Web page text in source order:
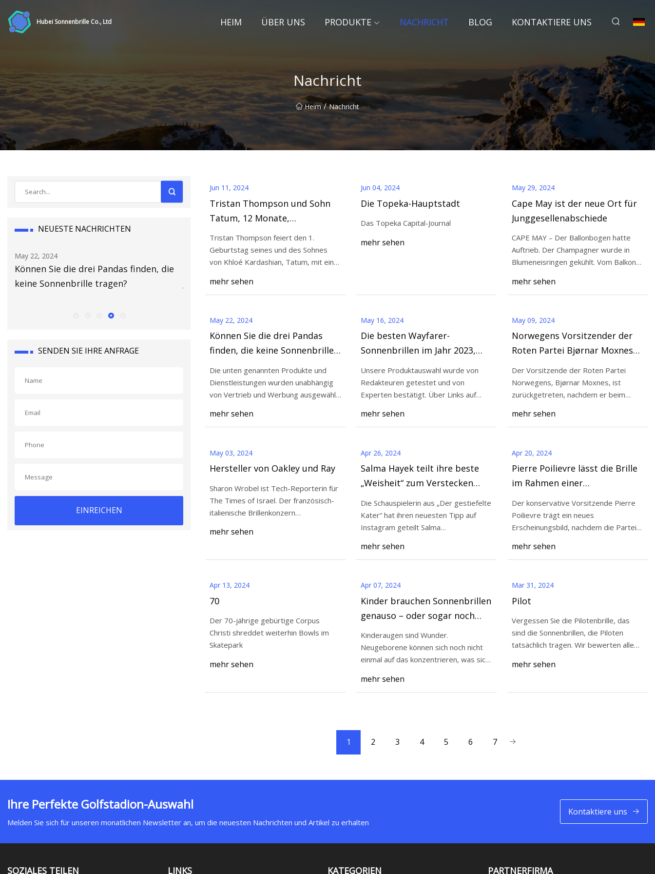
Hubei Sonnenbrille Co., Ltd HEIM ÜBER UNS PRODUKTE NACHRICHT BLOG KONTAKTIERE UNS
Nachricht
Heim / Nachricht
NEUESTE NACHRICHTEN
May 22, 2024
Können Sie die drei Pandas finden, die
keine Sonnenbrille tragen?
May 16, 2024
Die besten Wayfarer-Sonnenbrillen im
Jahr 2023, getestet von Style Editors
Tristan Thompson und Sohn Tatum, 12
passender Sonnenbrille
SENDEN SIE IHRE ANFRAGE
EINREICHEN
Jun 11, 2024
Tristan Thompson und Sohn
Tatum, 12 Monate,
bezaubernde Zwillinge mit
passender Sonnenbrille
Tristan Thompson feiert den 1.
Geburtstag seines und des Sohnes
von Khloé Kardashian, Tatum, mit einer
mehr sehen
Jun 04, 2024
Die Topeka-Hauptstadt
Das Topeka Capital-Journal
mehr sehen
May 29, 2024
Cape May ist der neue Ort für
Junggesellenabschiede
CAPE MAY – Der Ballonbogen hatte
Auftrieb. Der Champagner wurde in
Blumeneisringen gekühlt. Vom Balkon
mehr sehen
May 22, 2024
Können Sie die drei Pandas
finden, die keine Sonnenbrille
Die unten genannten Produkte und
Dienstleistungen wurden unabhängig
von Vertrieb und Werbung ausgewählt.
mehr sehen
May 16, 2024
Die besten Wayfarer-
Sonnenbrillen im Jahr 2023,
getestet von Style Editors
Unsere Produktauswahl wurde von
Redakteuren getestet und von
Experten bestätigt. Über Links auf
mehr sehen
May 09, 2024
Norwegens Vorsitzender der
Roten Partei Bjørnar Moxnes
tritt zurück, nachdem er beim
Diebstahl einer Sonnenbrille
erwischt wurde
Der Vorsitzende der Roten Partei
Norwegens, Bjørnar Moxnes, ist
zurückgetreten, nachdem er beim
mehr sehen
May 03, 2024
Hersteller von Oakley und Ray
Sharon Wrobel ist Tech-Reporterin für
The Times of Israel. Der französisch-
italienische Brillenkonzern
mehr sehen
Apr 26, 2024
Salma Hayek teilt ihre beste
„Weisheit“ zum Verstecken
grauer Haare
Die Schauspielerin aus „Der gestiefelte
Kater“ hat ihren neuesten Tipp auf
Instagram geteilt Salma
mehr sehen
Apr 20, 2024
Pierre Poilievre lässt die Brille
im Rahmen einer
Imageüberarbeitung fallen
Der konservative Vorsitzende Pierre
Poilievre trägt ein neues
Erscheinungsbild, nachdem die Partei
mehr sehen
Apr 13, 2024
70
Der 70-jährige gebürtige Corpus
Christi shreddet weiterhin Bowls im
Skatepark
mehr sehen
Apr 07, 2024
Kinder brauchen Sonnenbrillen
genauso – oder sogar noch
mehr – als Erwachsene. Hier ist
der Grund.
Kinderaugen sind Wunder.
Neugeborene können sich noch nicht
einmal auf das konzentrieren, was sich
mehr sehen
Mar 31, 2024
Pilot
Vergessen Sie die Pilotenbrille, das
sind die Sonnenbrillen, die Piloten
tatsächlich tragen. Wir bewerten alle
mehr sehen
1 2 3 4 5 6 7
Ihre Perfekte Golfstadion-Auswahl
Melden Sie sich für unseren monatlichen Newsletter an, um die neuesten Nachrichten und Artikel zu erhalten
Kontaktiere uns
SOZIALES TEILEN LINKS KATEGORIEN PARTNERFIRMA